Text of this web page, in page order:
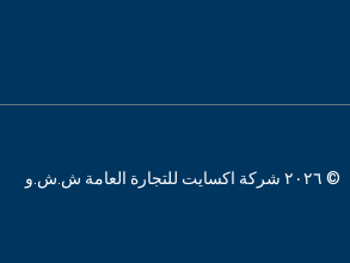
© ٢٠٢٦ شركة اكسايت للتجارة العامة ش.ش.و